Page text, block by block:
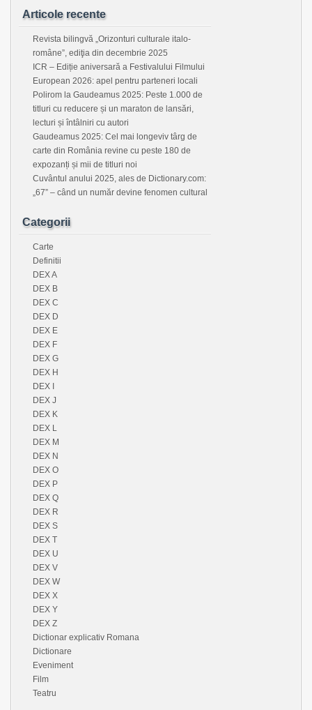
Articole recente
Revista bilingvă „Orizonturi culturale italo-
române”, ediţia din decembrie 2025
ICR – Ediție aniversară a Festivalului Filmului
European 2026: apel pentru parteneri locali
Polirom la Gaudeamus 2025: Peste 1.000 de
titluri cu reducere și un maraton de lansări,
lecturi și întâlniri cu autori
Gaudeamus 2025: Cel mai longeviv târg de
carte din România revine cu peste 180 de
expozanți și mii de titluri noi
Cuvântul anului 2025, ales de Dictionary.com:
„67” – când un număr devine fenomen cultural
Categorii
Carte
Definitii
DEX A
DEX B
DEX C
DEX D
DEX E
DEX F
DEX G
DEX H
DEX I
DEX J
DEX K
DEX L
DEX M
DEX N
DEX O
DEX P
DEX Q
DEX R
DEX S
DEX T
DEX U
DEX V
DEX W
DEX X
DEX Y
DEX Z
Dictionar explicativ Romana
Dictionare
Eveniment
Film
Teatru